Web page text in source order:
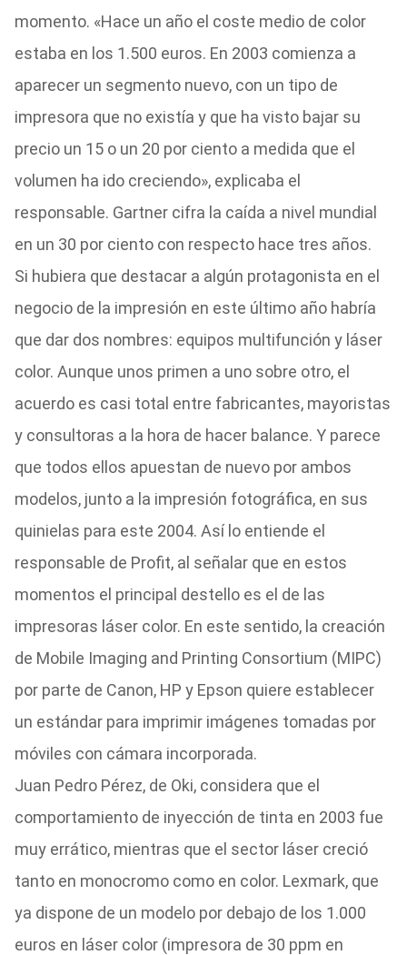
momento. «Hace un año el coste medio de color
estaba en los 1.500 euros. En 2003 comienza a
aparecer un segmento nuevo, con un tipo de
impresora que no existía y que ha visto bajar su
precio un 15 o un 20 por ciento a medida que el
volumen ha ido creciendo», explicaba el
responsable. Gartner cifra la caída a nivel mundial
en un 30 por ciento con respecto hace tres años.
Si hubiera que destacar a algún protagonista en el
negocio de la impresión en este último año habría
que dar dos nombres: equipos multifunción y láser
color. Aunque unos primen a uno sobre otro, el
acuerdo es casi total entre fabricantes, mayoristas
y consultoras a la hora de hacer balance. Y parece
que todos ellos apuestan de nuevo por ambos
modelos, junto a la impresión fotográfica, en sus
quinielas para este 2004. Así lo entiende el
responsable de Profit, al señalar que en estos
momentos el principal destello es el de las
impresoras láser color. En este sentido, la creación
de Mobile Imaging and Printing Consortium (MIPC)
por parte de Canon, HP y Epson quiere establecer
un estándar para imprimir imágenes tomadas por
móviles con cámara incorporada.
Juan Pedro Pérez, de Oki, considera que el
comportamiento de inyección de tinta en 2003 fue
muy errático, mientras que el sector láser creció
tanto en monocromo como en color. Lexmark, que
ya dispone de un modelo por debajo de los 1.000
euros en láser color (impresora de 30 ppm en